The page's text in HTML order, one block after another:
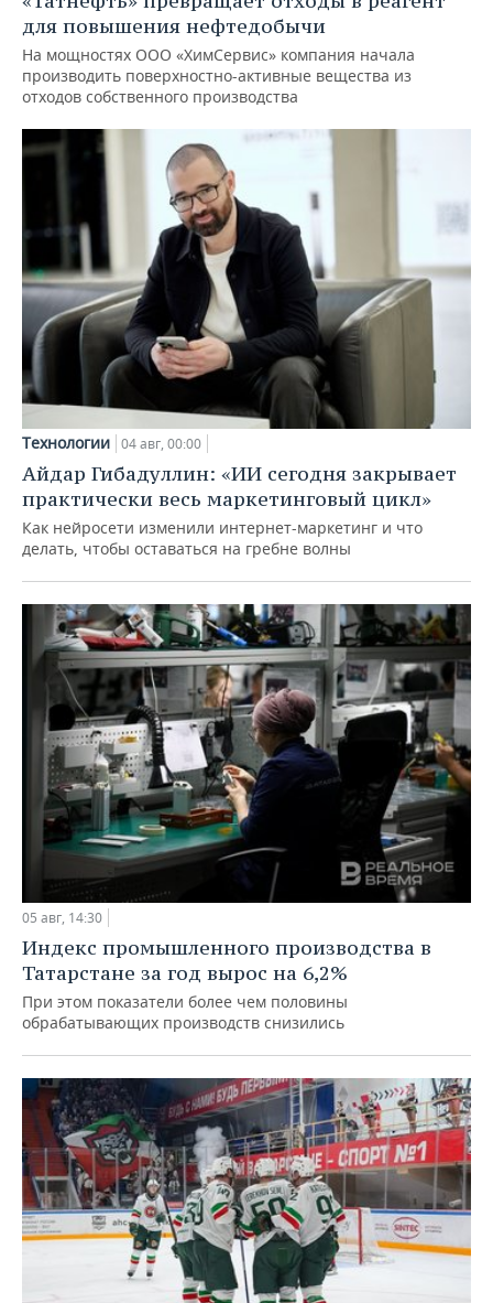
для повышения нефтедобычи
На мощностях ООО «ХимСервис» компания начала
производить поверхностно-активные вещества из
отходов собственного производства
Технологии 04 авг, 00:00
Айдар Гибадуллин: «ИИ сегодня закрывает
практически весь маркетинговый цикл»
Как нейросети изменили интернет-маркетинг и что
делать, чтобы оставаться на гребне волны
05 авг, 14:30
Индекс промышленного производства в
Татарстане за год вырос на 6,2%
При этом показатели более чем половины
обрабатывающих производств снизились